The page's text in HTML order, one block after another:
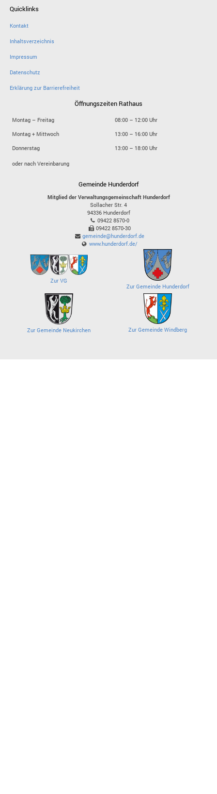
Quicklinks
Kontakt
Inhaltsverzeichnis
Impressum
Datenschutz
Erklärung zur Barrierefreiheit
Öffnungszeiten Rathaus
Montag – Freitag
08:00 – 12:00 Uhr
Montag + Mittwoch
13:00 – 16:00 Uhr
Donnerstag
13:00 – 18:00 Uhr
oder nach Vereinbarung
Gemeinde Hunderdorf
Mitglied der Verwaltungsgemeinschaft Hunderdorf
Sollacher Str. 4
94336 Hunderdorf
09422 8570-0
09422 8570-30
gemeinde@hunderdorf.de
www.hunderdorf.de/
Zur VG
Zur Gemeinde Hunderdorf
Zur Gemeinde Neukirchen Zur Gemeinde Windberg